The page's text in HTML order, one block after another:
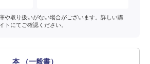
や取り扱いがない場合がございます。詳しい購
トにてご確認ください。
本 （一般書）